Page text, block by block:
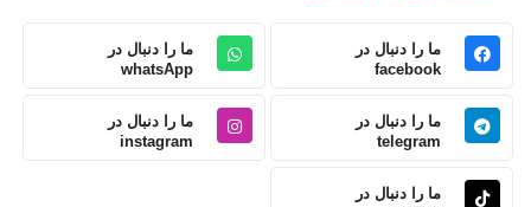
ما را دنبال در
facebook
ما را دنبال در
whatsApp
ما را دنبال در
telegram
ما را دنبال در
instagram
ما را دنبال در